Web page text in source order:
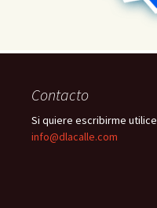
Contacto
Si quiere escribirme utilice
info@dlacalle.com